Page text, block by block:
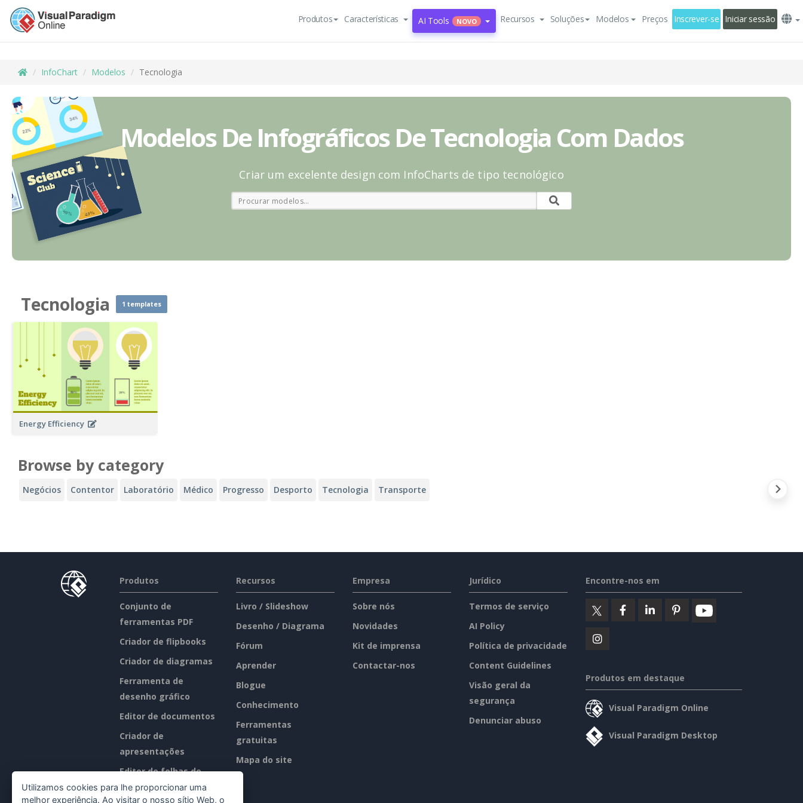
Produtos Características AI Tools NOVO Recursos Soluções Modelos Preços Inscrever-se Iniciar sessão
InfoChart Modelos Tecnologia
Modelos De Infográficos De Tecnologia Com Dados
Criar um excelente design com InfoCharts de tipo tecnológico
Tecnologia 1 templates
Energy Efficiency
Browse by category
Negócios Contentor Laboratório Médico Progresso Desporto Tecnologia Transporte
Produtos
Conjunto de
ferramentas PDF
Criador de flipbooks
Criador de diagramas
Ferramenta de
desenho gráfico
Editor de documentos
Criador de
apresentações
Editor de folhas de
cálculo
Recursos
Livro / Slideshow
Desenho / Diagrama
Fórum
Aprender
Blogue
Conhecimento
Ferramentas
gratuitas
Mapa do site
Empresa
Sobre nós
Novidades
Kit de imprensa
Contactar-nos
Jurídico
Termos de serviço
AI Policy
Política de privacidade
Content Guidelines
Visão geral da
segurança
Denunciar abuso
Encontre-nos em
Produtos em destaque
Visual Paradigm Online
Visual Paradigm Desktop
Utilizamos cookies para lhe proporcionar uma
melhor experiência. Ao visitar o nosso sítio Web, o